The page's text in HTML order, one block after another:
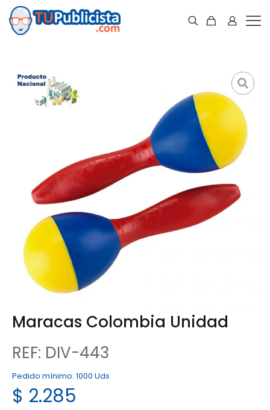
Maracas Colombia Unidad
REF: DIV-443
Pedido mínimo: 1000 Uds
$ 2.285